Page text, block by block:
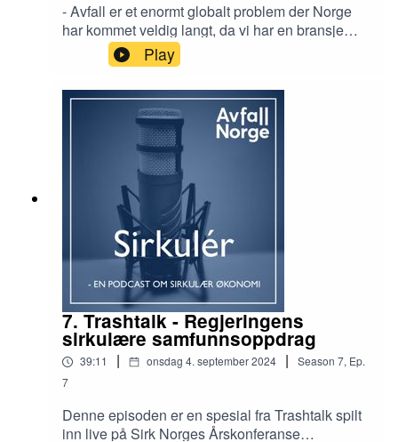
- Avfall er et enormt globalt problem der Norge
har kommet veldig langt, da vi har en bransje
som har klart å gjøre avfall om til en ressurs som
verdisettes i markedet.Norad-sjef Bård Vegar
Solhjell møter programleder Kåre Fostervold til
en prat om CLOCC, Sirk Norges
bistandsprosjekt, og hvordan Norads nye strategi
i større grad vektlegger Norads rolle som en
partner som bringer ulike aktører sammen for å
nå bærekraftsmålene i utviklingsland.Produsent:
Håkon Bratland
Play
7. Trashtalk - Regjeringens
sirkulære samfunnsoppdrag
39:11 | onsdag 4. september 2024 | Season 7, Ep.
7
Denne episoden er en spesial fra Trashtalk spilt
inn live på Sirk Norges Årskonferanse